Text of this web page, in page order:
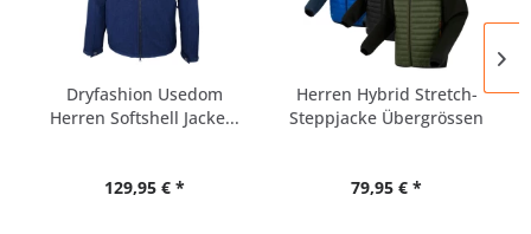
Dryfashion Usedom
Herren Softshell Jacke...
129,95 € *
Herren Hybrid Stretch-
Steppjacke Übergrössen
79,95 € *